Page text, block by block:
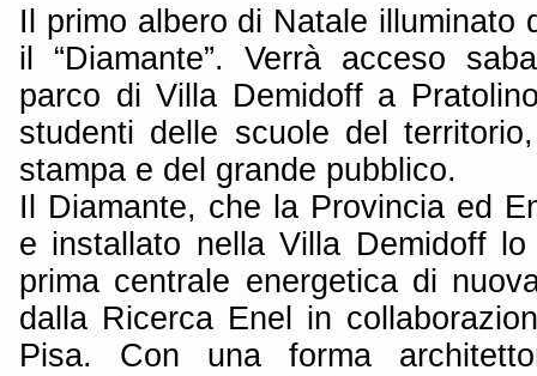
Il primo albero di Natale illuminato
il “Diamante”. Verrà acceso
parco di Villa Demidoff a
studenti delle scuole del
stampa e del grande pubblico.
Il Diamante, che la Provincia ed
e installato nella Villa Demidoff
prima centrale energetica di
dalla Ricerca Enel in
Pisa. Con una forma